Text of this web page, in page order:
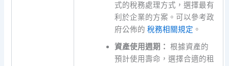
式的稅務處理方式，選擇最有
利於企業的方案。可以參考政
府公佈的 稅務相關規定 。
資產使用週期： 根據資產的
預計使用壽命，選擇合適的租